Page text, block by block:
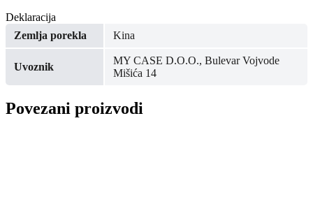
Deklaracija
Zemlja porekla
Kina
Uvoznik
MY CASE D.O.O., Bulevar Vojvode
Mišića 14
Povezani proizvodi